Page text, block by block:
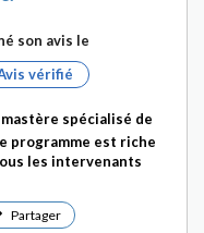
son avis le
vérifié
spécialisé de
programme est riche
les intervenants
Partager